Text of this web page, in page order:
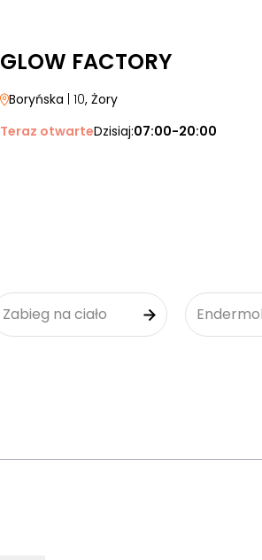
GLOW FACTORY
Boryńska | 10, Żory
Teraz otwarteDzisiaj:07:00-20:00
Zabieg na ciało